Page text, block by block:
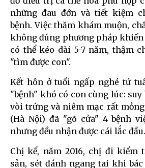
những đau đớn và tiết kiệm
bệnh. Việc thăm khám muộn,
không đúng phương pháp
có thể kéo dài 5-7 năm, thậm
"tìm được con".
Kết hôn ở tuổi ngấp nghé tứ
"bệnh" khó có con cùng lúc: suy
vòi trứng và niêm mạc rất
(Hà Nội) đã "gõ cửa" 4 bệnh
nhưng đều nhận được cái lắc đầu.
Chị kể, năm 2016, chị đi kiểm
sản, sét đánh ngang tai khi